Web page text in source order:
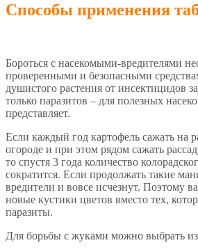
Способы применения
Бороться с насекомыми-вредителями
проверенными и безопасными
душистого растения от инсектицидов
только паразитов – для полезных
представляет.
Если каждый год картофель сажать на
огороде и при этом рядом сажать
то спустя 3 года количество
сократится. Если продолжать такие
вредители и вовсе исчезнут. Поэтому
новые кустики цветов вместо тех,
паразиты.
Для борьбы с жуками можно выбрать